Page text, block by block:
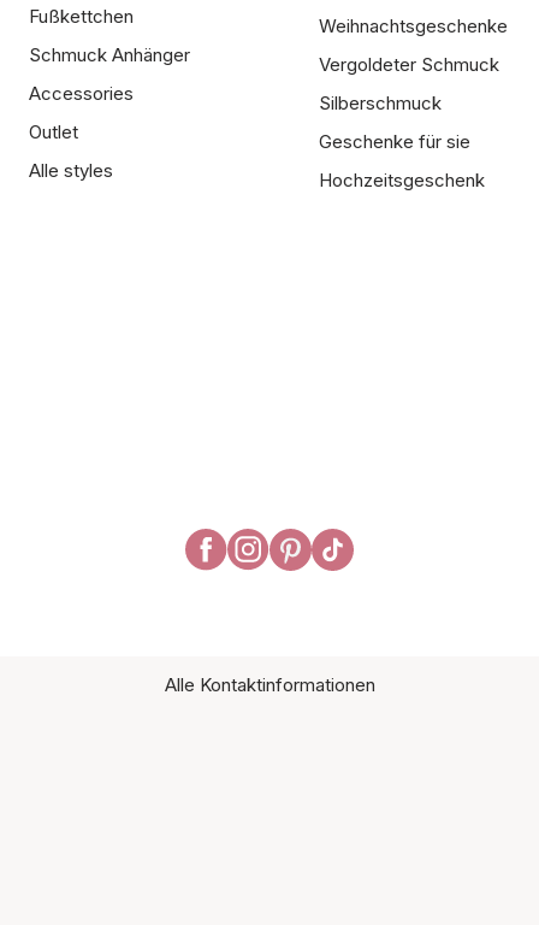
Fußkettchen
Schmuck Anhänger
Accessories
Outlet
Alle styles
Weihnachtsgeschenke
Vergoldeter Schmuck
Silberschmuck
Geschenke für sie
Hochzeitsgeschenk
Alle Kontaktinformationen